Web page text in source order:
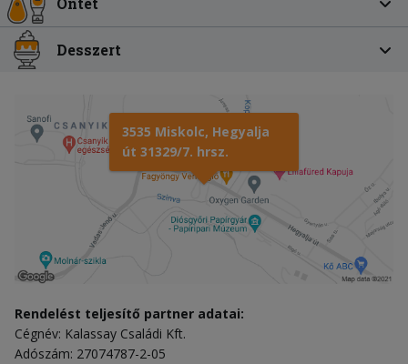
Desszert
3535 Miskolc, Hegyalja
út 31329/7. hrsz.
Rendelést teljesítő partner adatai:
Cégnév: Kalassay Családi Kft.
Adószám: 27074787-2-05